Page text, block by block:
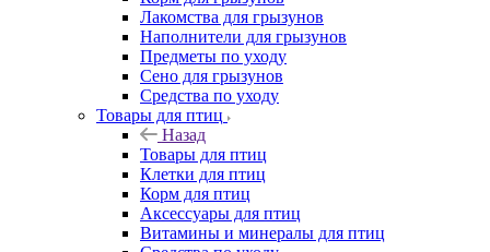
Лакомства для грызунов
Наполнители для грызунов
Предметы по уходу
Сено для грызунов
Средства по уходу
Товары для птиц
Назад
Товары для птиц
Клетки для птиц
Корм для птиц
Аксессуары для птиц
Витамины и минералы для птиц